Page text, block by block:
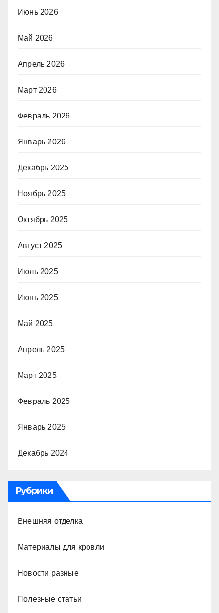
Июнь 2026
Май 2026
Апрель 2026
Март 2026
Февраль 2026
Январь 2026
Декабрь 2025
Ноябрь 2025
Октябрь 2025
Август 2025
Июль 2025
Июнь 2025
Май 2025
Апрель 2025
Март 2025
Февраль 2025
Январь 2025
Декабрь 2024
Рубрики
Внешняя отделка
Материалы для кровли
Новости разные
Полезные статьи